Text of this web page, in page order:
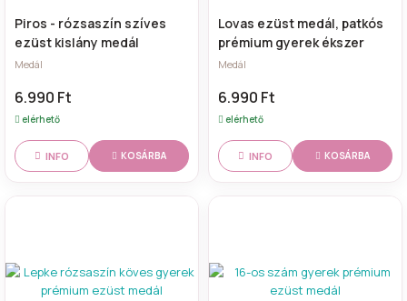
Piros - rózsaszín szíves
ezüst kislány medál
Medál
6.990 Ft
elérhető
INFO KOSÁRBA
Lovas ezüst medál, patkós
prémium gyerek ékszer
Medál
6.990 Ft
elérhető
INFO KOSÁRBA